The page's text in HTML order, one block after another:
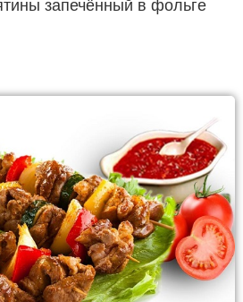
запечённый в фольге